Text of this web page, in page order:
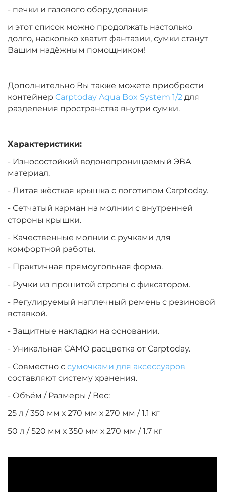
- печки и газового оборудования
и этот список можно продолжать настолько
долго, насколько хватит фантазии, сумки станут
Вашим надёжным помощником!
Дополнительно Вы также можете приобрести
контейнер Carptoday Aqua Box System 1/2 для
разделения пространства внутри сумки.
Характеристики:
- Износостойкий водонепроницаемый ЭВА
материал.
- Литая жёсткая крышка с логотипом Carptoday.
- Сетчатый карман на молнии с внутренней
стороны крышки.
- Качественные молнии с ручками для
комфортной работы.
- Практичная прямоугольная форма.
- Ручки из прошитой стропы с фиксатором.
- Регулируемый наплечный ремень с резиновой
вставкой.
- Защитные накладки на основании.
- Уникальная CAMO расцветка от Carptoday.
- Совместно с сумочками для аксессуаров
составляют систему хранения.
- Объём / Размеры / Вес:
25 л / 350 мм х 270 мм х 270 мм / 1.1 кг
50 л / 520 мм х 350 мм х 270 мм / 1.7 кг